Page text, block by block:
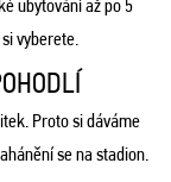
ubytování až po 5
vyberete.
Proto si dáváme
se na stadion.